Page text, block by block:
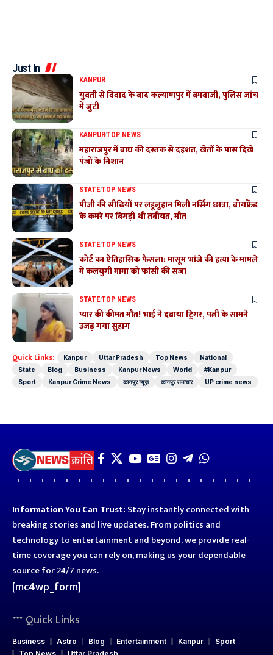
Just In
KANPUR
युवती से विवाद के बाद कल्याणपुर में बमबाजी, पुलिस जांच
में जुटी
KANPURTOP NEWS
महाराजपुर में बाघ की दस्तक से दहशत, खेतों के पास दिखे
पंजों के निशान
STATETOP NEWS
पीजी की सीढ़ियों पर लहूलुहान मिली नर्सिंग छात्रा, बॉयफ्रेंड
के कमरे पर बिगड़ी थी तबीयत, मौत
STATETOP NEWS
कोर्ट का ऐतिहासिक फैसला: मासूम भांजे की हत्या के मामले
में कलयुगी मामा को फांसी की सजा
STATETOP NEWS
प्यार की कीमत मौत! भाई ने दबाया ट्रिगर, पत्नी के सामने
उजड़ गया सुहाग
Quick Links: Kanpur Uttar Pradesh Top News
National
State
Blog Business Kanpur News World
#Kanpur
Sport
Kanpur Crime News कानपुर न्यूज़ कानपुर समाचार UP crime news
Information You Can Trust: Stay instantly connected with
breaking stories and live updates. From politics and
technology to entertainment and beyond, we provide real-
time coverage you can rely on, making us your dependable
source for 24/7 news.
[mc4wp_form]
Quick Links
Business Astro Blog Entertainment Kanpur
Sport